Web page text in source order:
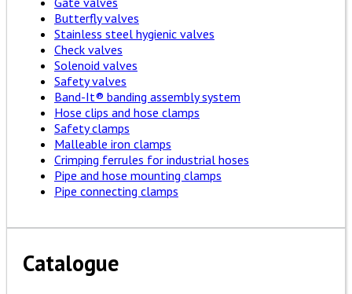
Butterfly valves
Stainless steel hygienic valves
Check valves
Solenoid valves
Safety valves
Band-It® banding assembly system
Hose clips and hose clamps
Safety clamps
Malleable iron clamps
Crimping ferrules for industrial hoses
Pipe and hose mounting clamps
Pipe connecting clamps
Catalogue